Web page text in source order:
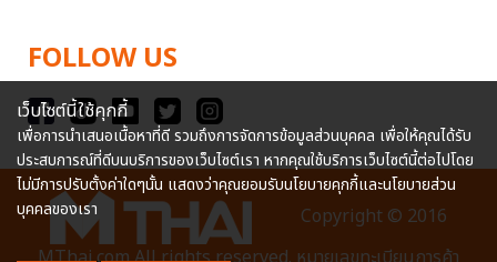
FOLLOW US
Copyright © 2016
เว็บไซต์นี้ใช้คุกกี้
เพื่อการนำเสนอเนื้อหาที่ดี รวมถึงการจัดการข้อมูลส่วนบุคคล เพื่อให้คุณได้รับ
ประสบการณ์ที่ดีบนบริการของเว็บไซต์เรา หากคุณใช้บริการเว็บไซต์นี้ต่อไปโดย
ไม่มีการปรับตั้งค่าใดๆนั้น แสดงว่าคุณยอมรับนโยบายคุกกี้และนโยบายส่วน
บุคคลของเรา